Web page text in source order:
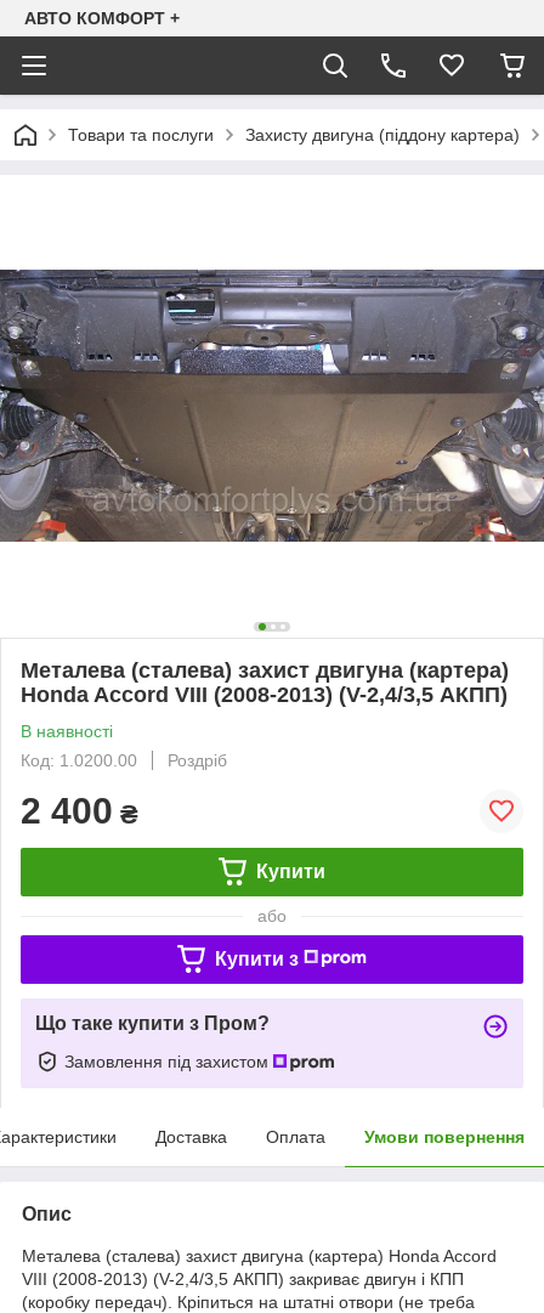
АВТО КОМФОРТ +
Товари та послуги Захисту двигуна (піддону картера)
Металева (сталева) захист двигуна (картера)
Honda Accord VIII (2008-2013) (V-2,4/3,5 АКПП)
В наявності
Код: 1.0200.00
Роздріб
2 400 ₴
Купити
або
Купити з
Що таке купити з Пром?
Замовлення під захистом
Доставка Оплата Умови повернення
Опис
Металева (сталева) захист двигуна (картера) Honda Accord
VIII (2008-2013) (V-2,4/3,5 АКПП) закриває двигун і КПП
(коробку передач). Кріпиться на штатні отвори (не треба